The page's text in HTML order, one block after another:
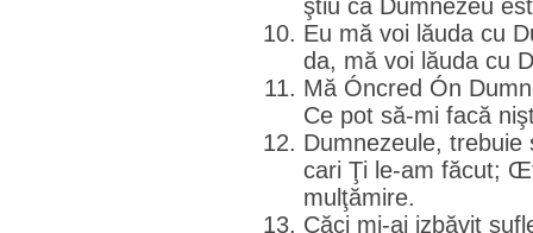
ştiu că Dumnezeu
Eu mă voi lăuda cu
da, mă voi lăuda cu
Mă Óncred Ón
Ce pot să-mi facă
Dumnezeule, trebuie
cari Ţi le-am făcut;
mulţămire.
Căci mi-ai izbăvit